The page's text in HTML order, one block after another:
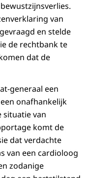
van
en stelde
de rechtbank te
dat de
generaal een
onafhankelijk
situatie van
komt de
dat verdachte
van een cardioloog
zodanige